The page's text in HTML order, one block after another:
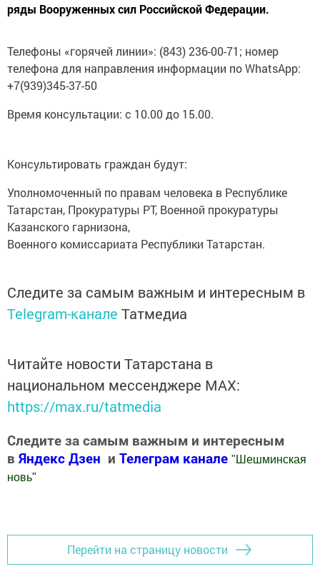
ряды Вооруженных сил Российской Федерации.
Телефоны «горячей линии»: (843) 236-00-71; номер
телефона для направления информации по WhatsApp:
+7(939)345-37-50
Время консультации: с 10.00 до 15.00.
Консультировать граждан будут:
Уполномоченный по правам человека в Республике
Татарстан, Прокуратуры РТ, Военной прокуратуры
Казанского гарнизона,
Военного комиссариата Республики Татарстан.
Следите за самым важным и интересным в
Telegram-канале Татмедиа
Читайте новости Татарстана в
национальном мессенджере MАХ:
https://max.ru/tatmedia
Следите за самым важным и интересным
в Яндекс Дзен и Телеграм канале " Шешминская
новь"
Перейти на страницу новости